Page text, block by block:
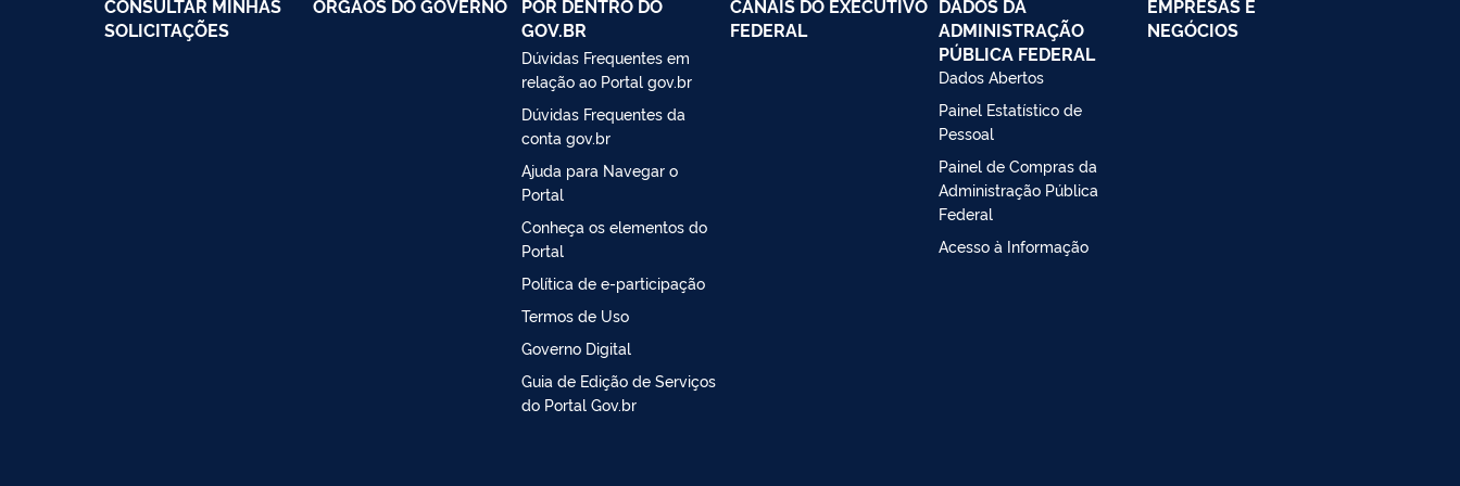
CONSULTAR MINHAS
SOLICITAÇÕES
ÓRGÃOS DO GOVERNO
POR DENTRO DO
GOV.BR
Dúvidas Frequentes em
relação ao Portal gov.br
Dúvidas Frequentes da
conta gov.br
Ajuda para Navegar o
Portal
Conheça os elementos do
Portal
Política de e-participação
Termos de Uso
Governo Digital
Guia de Edição de Serviços
do Portal Gov.br
CANAIS DO EXECUTIVO
FEDERAL
DADOS DA
ADMINISTRAÇÃO
PÚBLICA FEDERAL
Dados Abertos
Painel Estatístico de
Pessoal
Painel de Compras da
Administração Pública
Federal
Acesso à Informação
EMPRESAS E
NEGÓCIOS